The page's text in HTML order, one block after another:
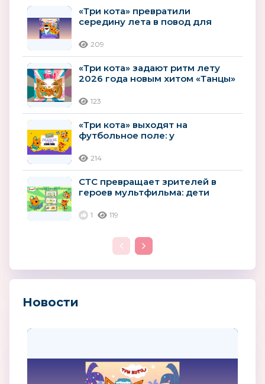
«Три кота» превратили
середину лета в повод для
209
«Три кота» задают ритм лету
2026 года новым хитом «Танцы»
123
«Три кота» выходят на
футбольное поле: у
появилась новая...
214
СТС превращает зрителей в
героев мультфильма: дети
в новых...
1 119
Новости